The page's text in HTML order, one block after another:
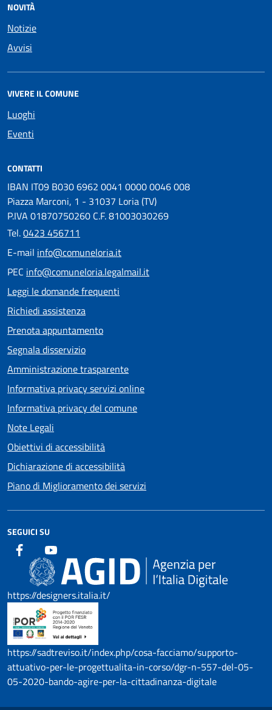
NOVITÀ
Notizie
Avvisi
VIVERE IL COMUNE
Luoghi
Eventi
CONTATTI
IBAN IT09 B030 6962 0041 0000 0046 008
Piazza Marconi, 1 - 31037 Loria (TV)
P.IVA 01870750260 C.F. 81003030269
Tel.0423 456711
E-mail info@comuneloria.it
PEC info@comuneloria.legalmail.it
Leggi le domande frequenti
Richiedi assistenza
Prenota appuntamento
Segnala disservizio
Amministrazione trasparente
Informativa privacy servizi online
Informativa privacy del comune
Note Legali
Obiettivi di accessibilità
Dichiarazione di accessibilità
Piano di Miglioramento dei servizi
SEGUICI SU
https://designers.italia.it/
https://sadtreviso.it/index.php/cosa-facciamo/supporto-
attuativo-per-le-progettualita-in-corso/dgr-n-557-del-05-
05-2020-bando-agire-per-la-cittadinanza-digitale